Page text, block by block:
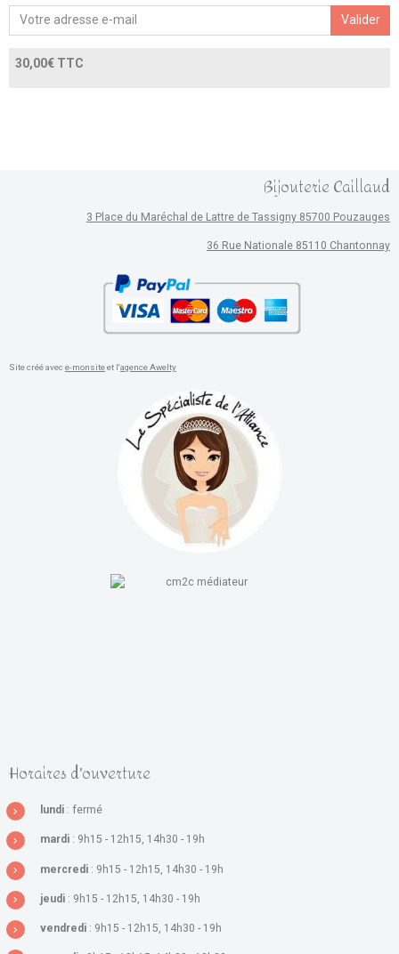
Valider
30,00€ TTC
Bijouterie Caillaud
3 Place du Maréchal de Lattre de Tassigny 85700 Pouzauges
36 Rue Nationale 85110 Chantonnay
Site créé avece-monsiteet l'agence Awelty
Horaires d'ouverture
lundi : fermé
mardi : 9h15 - 12h15, 14h30 - 19h
mercredi : 9h15 - 12h15, 14h30 - 19h
jeudi : 9h15 - 12h15, 14h30 - 19h
vendredi : 9h15 - 12h15, 14h30 - 19h